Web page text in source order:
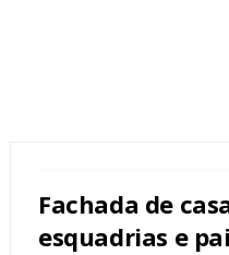
Fachada de
esquadrias e